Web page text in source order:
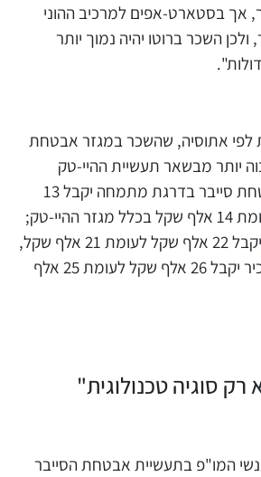
אך בסטארט-אפים למרכיב ההוני
ולכן השכר ברוטו יהיה נמוך יותר
לפי אתוסיה, שהשכר במגזר אבטחת
יותר מבשאר תעשיית ההיי-טק
המקומית: עובד אבטחת סייבר בדרגת מתמחה יקבל 13
אלף שקל בחודש לעומת 14 אלף שקל בכלל מגזר ההיי-טק;
עובד בדרגת מנוסה יקבל 22 אלף שקל לעומת 21 אלף שקל,
ואילו עובד בדרגת בכיר יקבל 26 אלף שקל לעומת 25 אלף
8% מאנשי המו"פ בתעשיית אבטחת הסייבר